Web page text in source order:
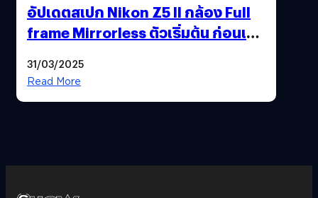
อัปเดตสเปก Nikon Z5 II กล้อง Full
frame Mirrorless ตัวเริ่มต้น ก่อนเปิด
31/03/2025
Read More